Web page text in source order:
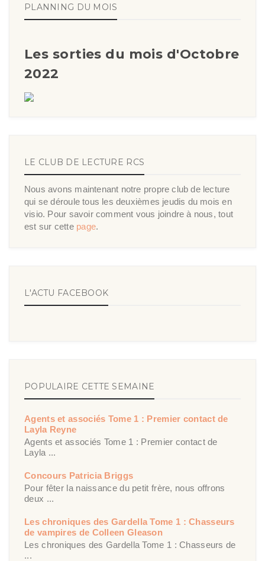
PLANNING DU MOIS
Les sorties du mois d'Octobre
2022
LE CLUB DE LECTURE RCS
Nous avons maintenant notre propre club de lecture
qui se déroule tous les deuxièmes jeudis du mois en
visio. Pour savoir comment vous joindre à nous, tout
est sur cette page.
L'ACTU FACEBOOK
POPULAIRE CETTE SEMAINE
Agents et associés Tome 1 : Premier contact de
Layla Reyne
Agents et associés Tome 1 : Premier contact de
Layla ...
Concours Patricia Briggs
Pour fêter la naissance du petit frère, nous offrons
deux ...
Les chroniques des Gardella Tome 1 : Chasseurs
de vampires de Colleen Gleason
Les chroniques des Gardella Tome 1 : Chasseurs de
...